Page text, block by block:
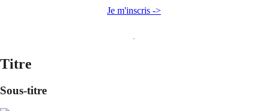
Je m'inscris ->
Titre
Sous-titre